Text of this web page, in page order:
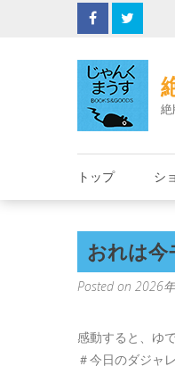
トップ シ
おれは今
Posted on 2026
感動すると、ゆ
＃今日のダジャレ